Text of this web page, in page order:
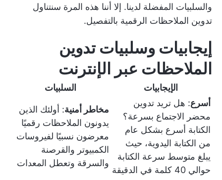
والسلبيات المفضلة لدينا. إلا أننا هذه المرة سنتناول
تدوين الملاحظات الرقمية بالتفصيل.
إيجابيات وسلبيات تدوين
الملاحظات عبر الإنترنت
الإيجابيات
السلبيات
أسرع: هل تريد تدوين
محضر الاجتماع بسرعة؟
الكتابة أسرع بشكل عام
من الكتابة اليدوية، حيث
يبلغ متوسط سرعة الكتابة
حوالي 40 كلمة في الدقيقة
مخاطر أمنية: أولئك الذين
يدونون الملاحظات رقميًا
معرضون نسبيًا لفيروسات
الكمبيوتر والقرصنة
والسرقة وتعطل المعدات